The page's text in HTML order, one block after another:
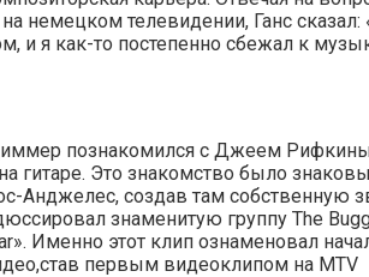
немецком телевидении, Ганс
и я как-то постепенно сбежал к
познакомился с Джеем
гитаре. Это знакомство было
Анджелес, создав там собственную
знаменитую группу The
Именно этот клип ознаменовал
первым видеоклипом на MTV